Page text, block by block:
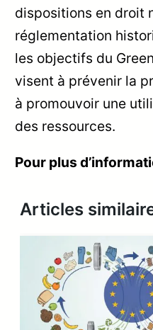
dispositions en droit
réglementation
les objectifs du
visent à prévenir la
à promouvoir une
des ressources.
Pour plus
Articles